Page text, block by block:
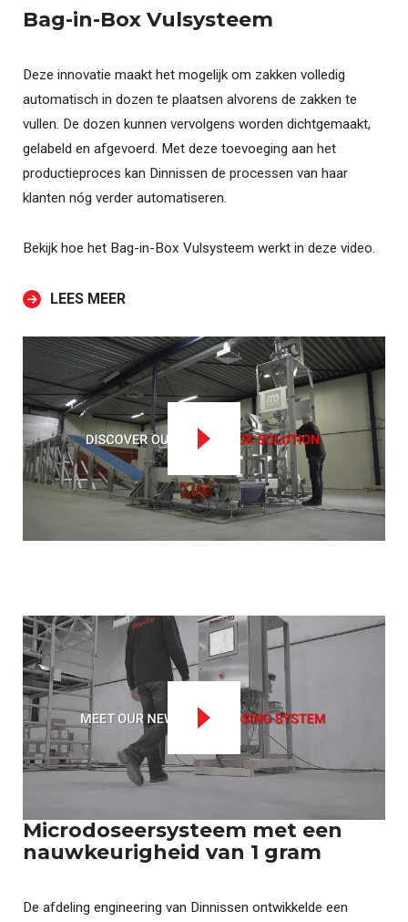
Bag-in-Box Vulsysteem
Deze innovatie maakt het mogelijk om zakken volledig
automatisch in dozen te plaatsen alvorens de zakken te
vullen. De dozen kunnen vervolgens worden dichtgemaakt,
gelabeld en afgevoerd. Met deze toevoeging aan het
productieproces kan Dinnissen de processen van haar
klanten nóg verder automatiseren.
Bekijk hoe het Bag-in-Box Vulsysteem werkt in deze video.
LEES MEER
Microdoseersysteem met een
nauwkeurigheid van 1 gram
De afdeling engineering van Dinnissen ontwikkelde een